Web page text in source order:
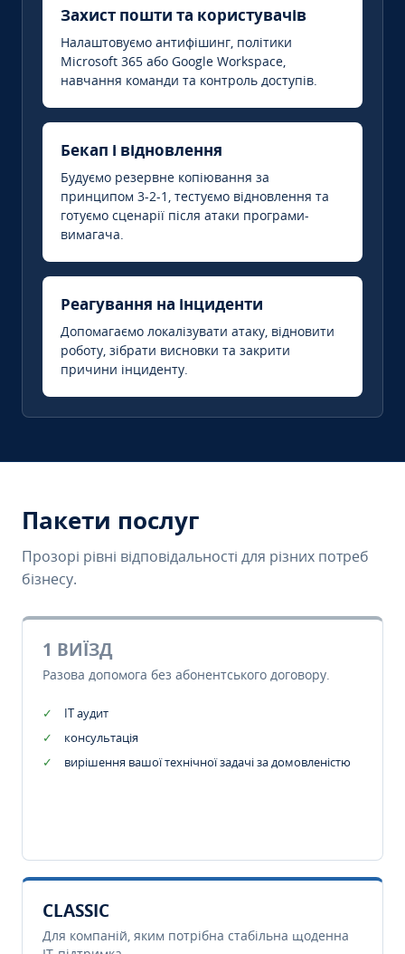
Захист пошти та користувачів
Налаштовуємо антифішинг, політики
Microsoft 365 або Google Workspace,
навчання команди та контроль доступів.
Бекап і відновлення
Будуємо резервне копіювання за
принципом 3-2-1, тестуємо відновлення та
готуємо сценарії після атаки програми-
вимагача.
Реагування на інциденти
Допомагаємо локалізувати атаку, відновити
роботу, зібрати висновки та закрити
причини інциденту.
Пакети послуг
Прозорі рівні відповідальності для різних потреб
бізнесу.
1 ВИЇЗД
Разова допомога без абонентського договору.
IT аудит
консультація
вирішення вашої технічної задачі за домовленістю
CLASSIC
Для компаній, яким потрібна стабільна щоденна